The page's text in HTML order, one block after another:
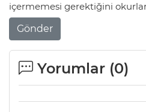
içermemesi gerektiğini
Gönder
Yorumlar (0)